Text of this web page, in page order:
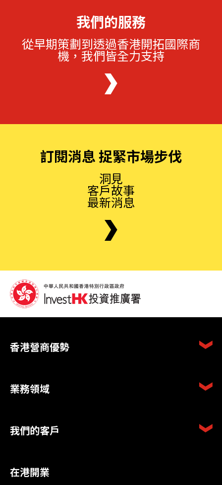
我們的服務
從早期策劃到透過香港開拓國際商
機，我們皆全力支持
訂閱消息 捉緊市場步伐
洞見
客戶故事
最新消息
香港營商優勢
業務領域
我們的客戶
在港開業